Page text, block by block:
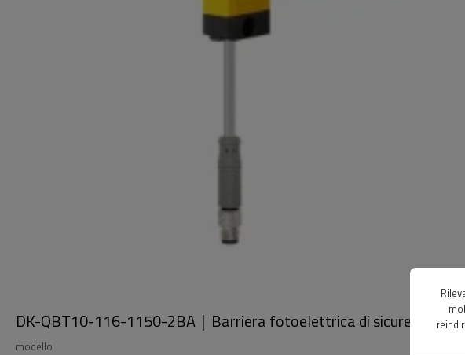
DK-QBT10-116-1150-2BA｜Barriera fotoelettrica di sicurezza｜
modello